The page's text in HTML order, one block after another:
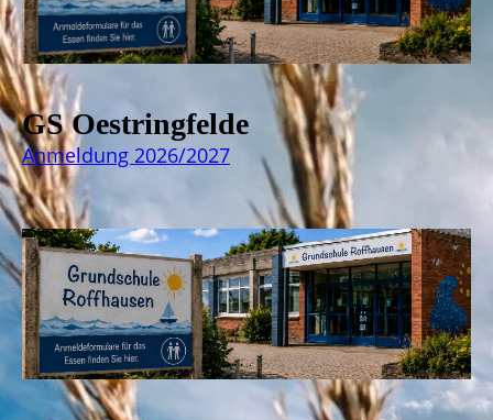
GS Oestringfelde
Anmeldung 2026/2027